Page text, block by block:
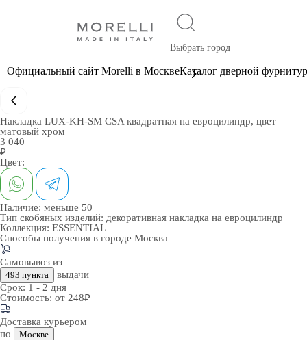
Выбрать город
Официальный сайт Morelli в МосквеКаталог дверной
Накладка LUX-KH-SM CSA квадратная на евроцилиндр, цвет
матовый хром
3 040
₽
Цвет:
Наличие: меньше 50
Тип скобяных изделий: декоративная накладка на евроцилиндр
Коллекция: ESSENTIAL
Способы получения в городе Москва
Самовывоз из
493 пункта
выдачи
Срок: 1 - 2 дня
Стоимость: от 248₽
Доставка курьером
по
Москве